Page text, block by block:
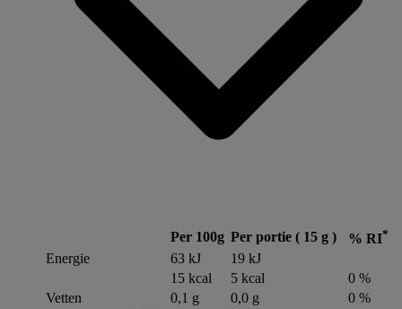
Per 100g Per portie ( 15 g ) % RI*
Energie 63 kJ
19 kJ
15 kcal
5 kcal
0 %
Vetten
0,1 g 0,0 g
0 %